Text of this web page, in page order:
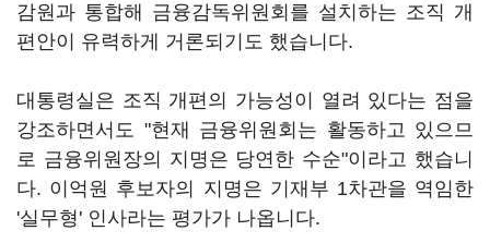
감원과 통합해 금융감독위원회를 설치하는 조직 개
편안이 유력하게 거론되기도 했습니다.
대통령실은 조직 개편의 가능성이 열려 있다는 점을
강조하면서도 "현재 금융위원회는 활동하고 있으므
로 금융위원장의 지명은 당연한 수순"이라고 했습니
다. 이억원 후보자의 지명은 기재부 1차관을 역임한
'실무형' 인사라는 평가가 나옵니다.